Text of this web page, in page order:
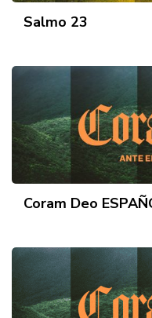
Salmo 23
Coram Deo